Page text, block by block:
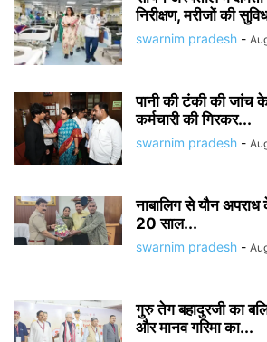
निरीक्षण, मरीजों की
swarnim pradesh -
पानी की टंकी की जांच के
कर्मचारी की गिरकर...
swarnim pradesh -
नाबालिग से यौन
20 साल...
swarnim pradesh -
गुरु तेग बहादुरजी का
और मानव गरिमा का...